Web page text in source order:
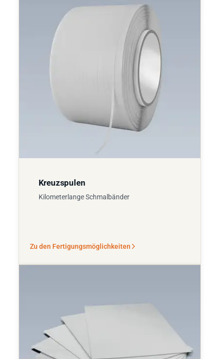
Kreuzspulen
Kilometerlange Schmalbänder
Zu den Fertigungsmöglichkeiten